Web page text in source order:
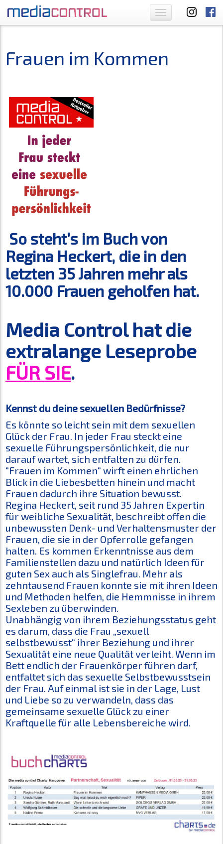
Toggle
navigation
Frauen im Kommen
So steht’s im Buch von
Regina Heckert, die in den
letzten 35 Jahren mehr als
10.000 Frauen geholfen hat.
Media Control hat die
extralange Leseprobe
FÜR SIE.
Kennst du deine sexuellen Bedürfnisse?
Es könnte so leicht sein mit dem sexuellen
Glück der Frau. In jeder Frau steckt eine
sexuelle Führungspersönlichkeit, die nur
darauf wartet, sich entfalten zu dürfen.
“Frauen im Kommen“ wirft einen ehrlichen
Blick in die Liebesbetten hinein und macht
Frauen dadurch ihre Situation bewusst.
Regina Heckert, seit rund 35 Jahren Expertin
für weibliche Sexualität, beschreibt offen die
unbewussten Denk- und Verhaltensmuster der
Frauen, die sie in der Opferrolle gefangen
halten. Es kommen Erkenntnisse aus dem
Familienstellen dazu und natürlich Ideen für
guten Sex auch als Singlefrau. Mehr als
zehntausend Frauen konnte sie mit ihren Ideen
und Methoden helfen, die Hemmnisse in ihrem
Sexleben zu überwinden.
Unabhängig von ihrem Beziehungsstatus geht
es darum, dass die Frau „sexuell
selbstbewusst“ ihrer Beziehung und ihrer
Sexualität eine neue Qualität verleiht. Wenn im
Bett endlich der Frauenkörper führen darf,
entfaltet sich das sexuelle Selbstbewusstsein
der Frau. Auf einmal ist sie in der Lage, Lust
und Liebe so zu verwandeln, dass das
gemeinsame sexuelle Glück zu einer
Kraftquelle für alle Lebensbereiche wird.